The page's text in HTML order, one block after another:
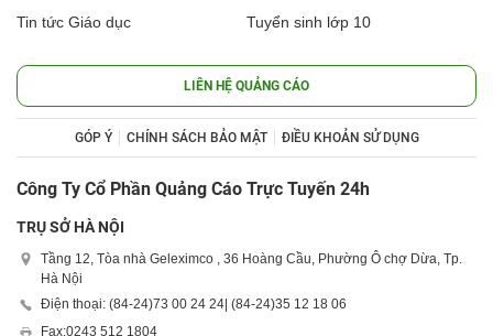
Tin tức Giáo dục Tuyển sinh lớp 10
LIÊN HỆ QUẢNG CÁO
GÓP Ý CHÍNH SÁCH BẢO MẬT ĐIỀU KHOẢN SỬ DỤNG
Công Ty Cổ Phần Quảng Cáo Trực Tuyến 24h
TRỤ SỞ HÀ NỘI
Tầng 12, Tòa nhà Geleximco , 36 Hoàng Cầu, Phường Ô chợ Dừa, Tp.
Hà Nội
Điện thoại: (84-24)73 00 24 24 | (84-24)35 12 18 06
Fax:0243 512 1804